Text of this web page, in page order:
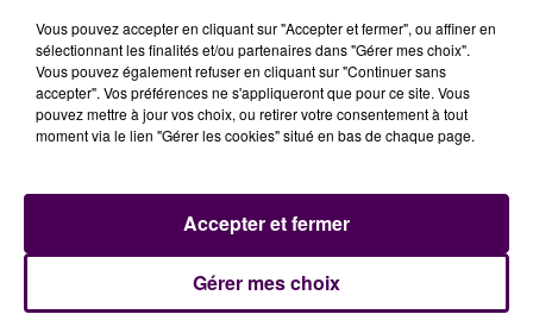
Mathilde Sénéchal. Après cette échéance vendéenne,
Alice Mitard s’alignera sur un 10 kilomètres à Lille le 16
mars pour viser les minimas pour les championnats
d’Europe qui sont de 32 minutes et 30 secondes. Le
record. Elle enchaînera ensuite avec les
championnats de France de Marathon le 30 mars à
Vous pouvez accepter en cliquant sur "Accepter et fermer", ou affiner en
sélectionnant les finalités et/ou partenaires dans "Gérer mes choix".
Vous pouvez également refuser en cliquant sur "Continuer sans
accepter". Vos préférences ne s'appliqueront que pour ce site. Vous
pouvez mettre à jour vos choix, ou retirer votre consentement à tout
moment via le lien "Gérer les cookies" situé en bas de chaque page.
Gérer mes choix
Accepter et fermer